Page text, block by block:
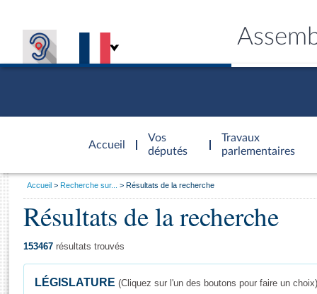
Accueil
d'accueil
Vos
députés
Travaux
parlementaires
Général
Vous
Accueil Recherche sur... Résultats de la recherche
Résultats de la recherche
153467 résultats trouvés
LÉGISLATURE (Cliquez sur l'un des boutons pour faire un choix)